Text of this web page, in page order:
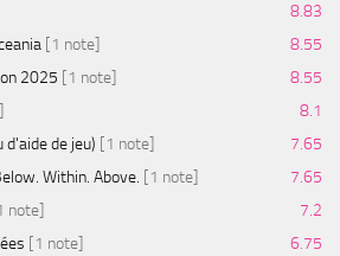
8.83
[1 note]
8.55
2025 [1 note]
8.55
8.1
d'aide de jeu) [1 note]
7.65
Within. Above. [1 note]
7.65
note]
7.2
[1 note]
6.75